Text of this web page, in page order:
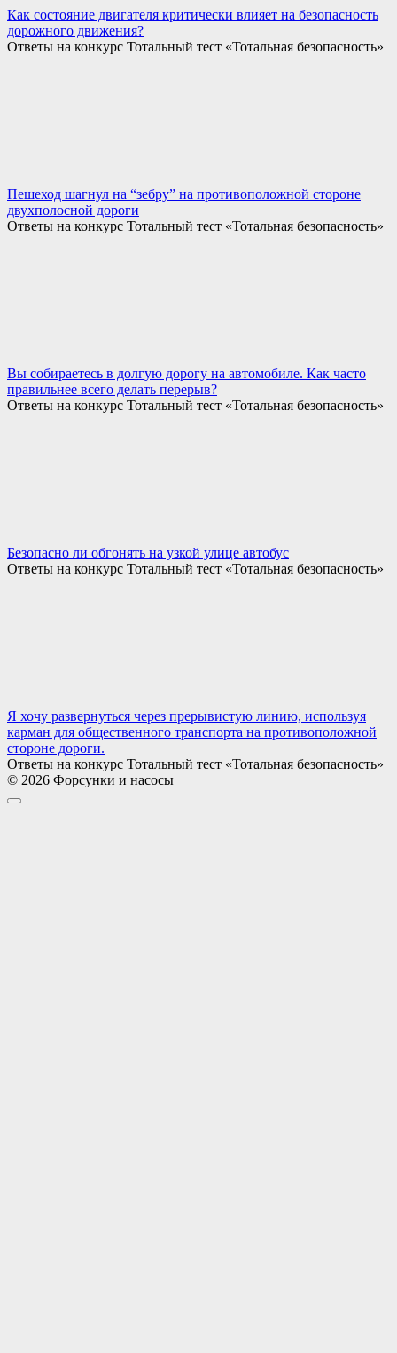
Как состояние двигателя критически влияет на безопасность
дорожного движения?
Ответы на конкурс Тотальный тест «Тотальная безопасность»
Пешеход шагнул на “зебру” на противоположной стороне
двухполосной дороги
Ответы на конкурс Тотальный тест «Тотальная безопасность»
Вы собираетесь в долгую дорогу на автомобиле. Как часто
правильнее всего делать перерыв?
Ответы на конкурс Тотальный тест «Тотальная безопасность»
Безопасно ли обгонять на узкой улице автобус
Ответы на конкурс Тотальный тест «Тотальная безопасность»
Я хочу развернуться через прерывистую линию, используя
карман для общественного транспорта на противоположной
стороне дороги.
Ответы на конкурс Тотальный тест «Тотальная безопасность»
© 2026 Форсунки и насосы